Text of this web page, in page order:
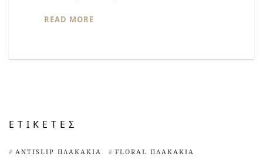
READ MORE
ΕΤΙΚΈΤΕΣ
ANTISLIP ΠΛΑΚΆΚΙΑ FLORAL ΠΛΑΚΆΚΙΑ